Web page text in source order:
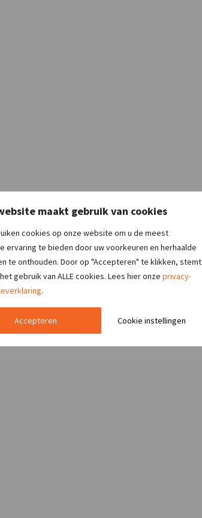
maakt gebruik van cookies
cookies op onze website om u de meest
ervaring te bieden door uw voorkeuren en herhaalde
te onthouden. Door op "Accepteren" te klikken, stemt
gebruik van ALLE cookies. Lees hier onze privacy-
.
Cookie instellingen
Accepteren